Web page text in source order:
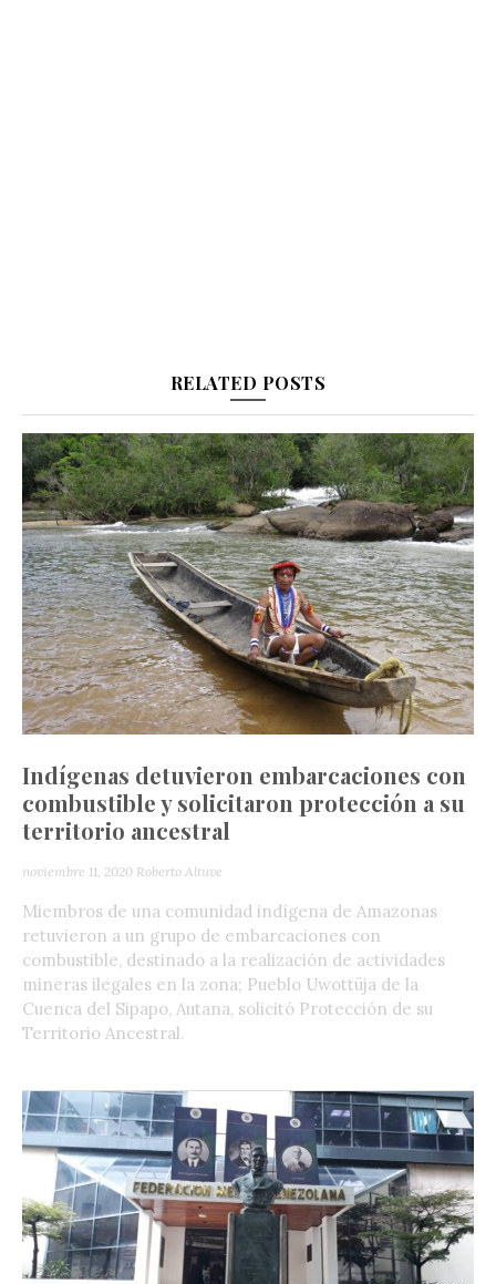
RELATED POSTS
Indígenas detuvieron embarcaciones con
combustible y solicitaron protección a su
territorio ancestral
noviembre 11, 2020 Roberto Altuve
Miembros de una comunidad indígena de Amazonas
retuvieron a un grupo de embarcaciones con
combustible, destinado a la realización de actividades
mineras ilegales en la zona; Pueblo Uwottüja de la
Cuenca del Sipapo, Autana, solicitó Protección de su
Territorio Ancestral.